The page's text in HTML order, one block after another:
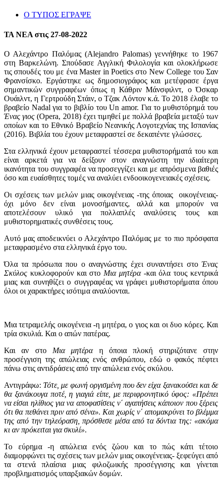
Ο ΤΥΠΟΣ ΕΓΡΑΨΕ
ΤΑ ΝΕΑ στις 27-08-2022
Ο Αλεχάντρο Παλόμας (Alejandro Palomas) γεννήθηκε το 1967
στη Βαρκελώνη. Σπούδασε Αγγλική Φιλολογία και ολοκλήρωσε
τις σπουδές του με ένα Master in Poetics στο New College του Σαν
Φρανσίσκο. Εργάστηκε ως δημοσιογράφος και μετέφρασε έργα
σημαντικών συγγραφέων όπως η Κάθριν Μάνσφιλντ, ο Όσκαρ
Ουάιλντ, η Γερτρούδη Στάιν, ο Τζακ Λόντον κ.ά. Το 2018 έλαβε το
βραβείο Nadal για το βιβλίο του Un amor. Για το μυθιστόρημά του
Ένας γιος (Opera, 2018) έχει τιμηθεί με πολλά βραβεία μεταξύ των
οποίων και το Εθνικό Βραβείο Νεανικής Λογοτεχνίας της Ισπανίας
(2016). Βιβλία του έχουν μεταφραστεί σε δεκαπέντε γλώσσες.
Στα ελληνικά έχουν μεταφραστεί τέσσερα μυθιστορήματά του και
είναι αρκετά για να δείξουν στον αναγνώστη την ιδιαίτερη
ικανότητα του συγγραφέα να προσεγγίζει και με απρόσμενα βαθιές
όσο και ευαίσθητες τομές να αναλύει ενδοοικογενειακές σχέσεις.
Οι σχέσεις των μελών μιας οικογένειας -της όποιας οικογένειας-
όχι μόνο δεν είναι μονοσήμαντες, αλλά και μπορούν να
αποτελέσουν υλικό για πολλαπλές αναλύσεις τους και
μυθιστορηματικές συνθέσεις τους.
Αυτό μας αποδεικνύει ο Αλεχάντρο Παλόμας με το πιο πρόσφατα
μεταφρασμένο στα ελληνικά έργο του.
Όλα τα πρόσωπα που ο αναγνώστης έχει συναντήσει στο Ένας
Σκύλος κυκλοφορούν και στο Μια μητέρα-και όλα τους κεντρικά
μιας και συνηθίζει ο συγγραφέας να γράφει μυθιστορήματα όπου
όλοι οι χαρακτήρες ισότιμα αναλύονται.
Μια τετραμελής οικογένεια -η μητέρα, ο γιος και οι δυο κόρες. Και
τρία σκυλιά. Και ο απών πατέρας.
Και αν στο Μια μητέραη όποια πλοκή στηριζότανε στην
προσέγγιση της απώλειας ενός ανθρώπου, εδώ ο φακός πέφτει
πάνω στις αντιδράσεις από την απώλεια ενός σκύλου.
Αντιγράφω: Τότε, με φωνή οργισμένη που δεν είχα ξανακούσει και δε
θα ξανάκουγα ποτέ, η γιαγιά είπε, με περιφρονητικό ύφος: «Πρέπει
να είσαι ηλίθιος για να αποφασίσεις ν΄ αγαπήσεις κάποιον που ξέρεις
ότι θα πεθάνει πριν από σένα». Και χωρίς ν΄ απομακρύνει το βλέμμα
της από την τηλεόραση, πρόσθεσε μέσα από τα δόντια της: «ακόμα
κι αν πρόκειται για σκυλί».
Το εύρημα -η απώλεια ενός ζώου και το πώς κάτι τέτοιο
διαμορφώνει τις σχέσεις των μελών μιας οικογένειας- ξεφεύγει από
τα στενά πλαίσια μιας φιλοζωικής προσέγγισης και γίνεται
προβληματισμός υπαρξιακών δομών.